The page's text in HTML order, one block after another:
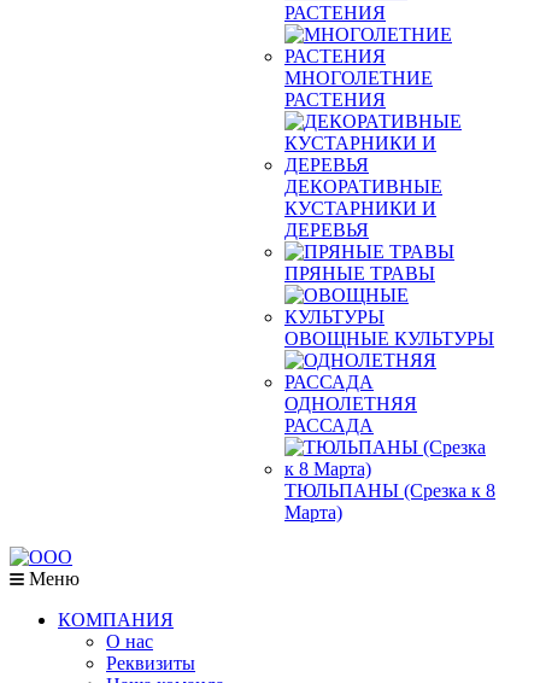
РАСТЕНИЯ
МНОГОЛЕТНИЕ
РАСТЕНИЯ
ДЕКОРАТИВНЫЕ
КУСТАРНИКИ И
ДЕРЕВЬЯ
ПРЯНЫЕ ТРАВЫ
ОВОЩНЫЕ КУЛЬТУРЫ
ОДНОЛЕТНЯЯ
РАССАДА
ТЮЛЬПАНЫ (Срезка к 8
Марта)
Меню
КОМПАНИЯ
О нас
Реквизиты